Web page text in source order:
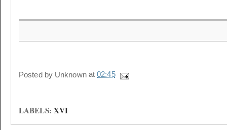
Posted by Unknown at02:45
LABELS: XVI